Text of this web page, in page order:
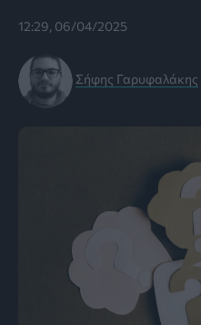
12:29, 06/04/2025
Σήφης Γαρυφαλάκης